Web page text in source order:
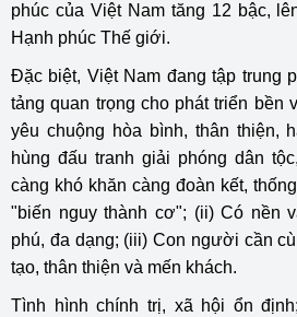
phúc của Việt Nam tăng 12 bậc,
Hạnh phúc Thế giới.
Đặc biệt, Việt Nam đang tập trung
tảng quan trọng cho phát triển bền
yêu chuộng hòa bình, thân thiện,
hùng đấu tranh giải phóng dân
càng khó khăn càng đoàn kết,
"biến nguy thành cơ"; (ii) Có nền
phú, đa dạng; (iii) Con người cần
tạo, thân thiện và mến khách.
Tình hình chính trị, xã hội ổn